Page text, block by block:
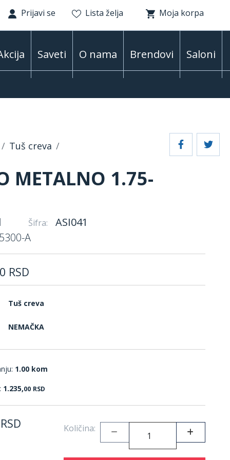
Prijavi se Lista želja Moja korpa
Saveti O nama Brendovi Saloni
Tuš creva
METALNO 1.75-
Šifra:
ASI041
A
RSD
Tuš creva
NEMAČKA
1.00 kom
1.235,00 RSD
RSD Količina: